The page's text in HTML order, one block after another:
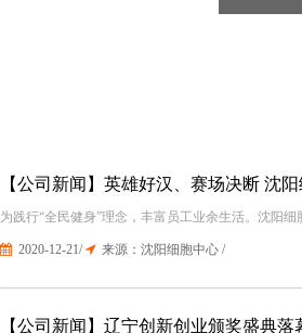
【公司新闻】英雄好汉、赛场决断 沈
为践行“全民健身”理念，丰富员工业余生活。沈阳
2020-12-21/ 来源：沈阳细胞中心 /
【公司新闻】辽宁创新创业颁奖盛典